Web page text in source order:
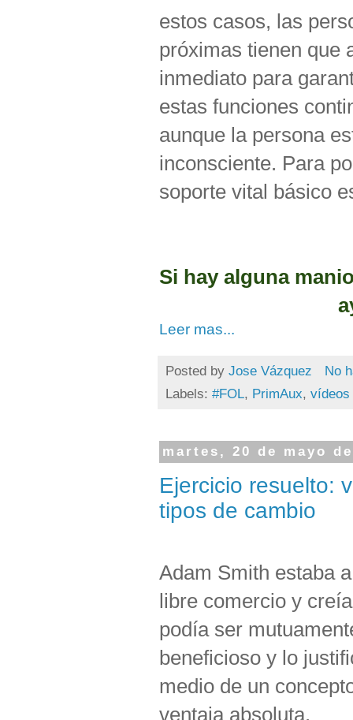
estos casos, las
próximas tienen que
inmediato para
estas funciones
aunque la persona
inconsciente. Para
soporte vital básico
Si hay alguna
Leer mas...
Posted by Jose Vázquez
No
Labels: #FOL, PrimAux, vídeos
martes, 20 de mayo
Ejercicio resuelto:
tipos de cambio
Adam Smith estaba
libre comercio y
podía ser
beneficioso y lo
medio de un
ventaja absoluta.